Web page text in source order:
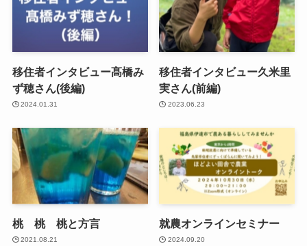
移住者インタビュー髙橋み
ず穂さん(後編)
2024.01.31
移住者インタビュー久米里
実さん(前編)
2023.06.23
桃 桃 桃と方言
2021.08.21
就農オンラインセミナー
2024.09.20